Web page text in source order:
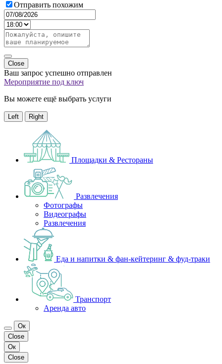
Отправить похожим
Close
Ваш запрос успешно отправлен
Мероприятие под ключ
Вы можете ещё выбрать услуги
Left Right
Площадки & Рестораны
Развлечения
Фотографы
Видеографы
Развлечения
Еда и напитки & фан-кейтеринг & фуд-траки
Транспорт
Аренда авто
Ок
Close
Ок
Close